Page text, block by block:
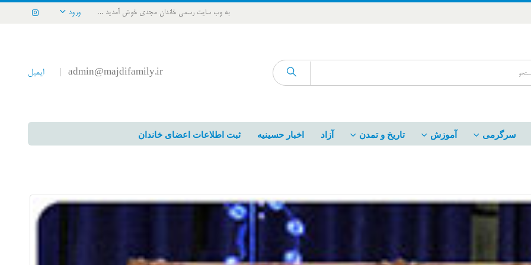
به وب سایت رسمی خاندان مجدی خوش آمدید ... ورود
admin@majdifamily.ir ایمیل
سرگرمی آموزش تاریخ و تمدن آزاد اخبار حسینیه ثبت اطلاعات اعضای خاندان